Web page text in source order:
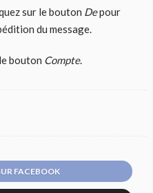
sur le bouton Depour
du message.
bouton Compte.
FACEBOOK